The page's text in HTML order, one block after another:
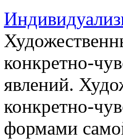
конкретно-
явлений.
конкретно-
формами